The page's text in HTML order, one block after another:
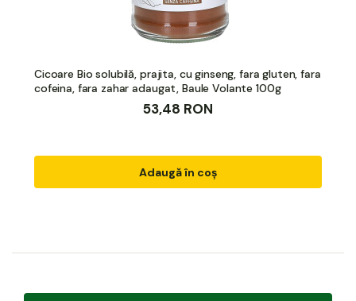
Cicoare Bio solubilă, prajita, cu ginseng, fara gluten, fara
cofeina, fara zahar adaugat, Baule Volante 100g
53,48 RON
Adaugă în coș